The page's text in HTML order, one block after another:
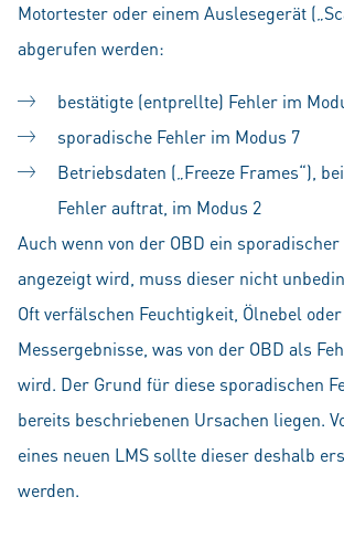
Motortester oder einem Auslesegerät
abgerufen werden:
bestätigte (entprellte) Fehler im
sporadische Fehler im Modus 7
Betriebsdaten („Freeze Frames“),
Fehler auftrat, im Modus 2
Auch wenn von der OBD ein
angezeigt wird, muss dieser nicht
Oft verfälschen Feuchtigkeit, Ölnebel
Messergebnisse, was von der OBD als
wird. Der Grund für diese sporadischen
bereits beschriebenen Ursachen liegen.
eines neuen LMS sollte dieser deshalb
werden.